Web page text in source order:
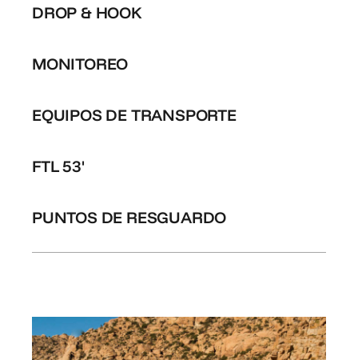
DROP & HOOK
MONITOREO
EQUIPOS DE TRANSPORTE
FTL 53'
PUNTOS DE RESGUARDO